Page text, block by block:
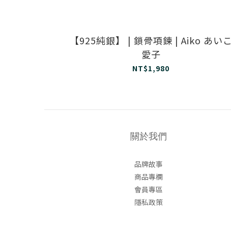
【925純銀】 | 鎖骨項鍊 | Aiko あいこ
愛子
NT$1,980
關於我們
品牌故事
商品專欄
會員專區
隱私政策